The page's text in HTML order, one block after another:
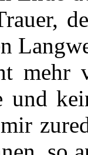
mehr
und